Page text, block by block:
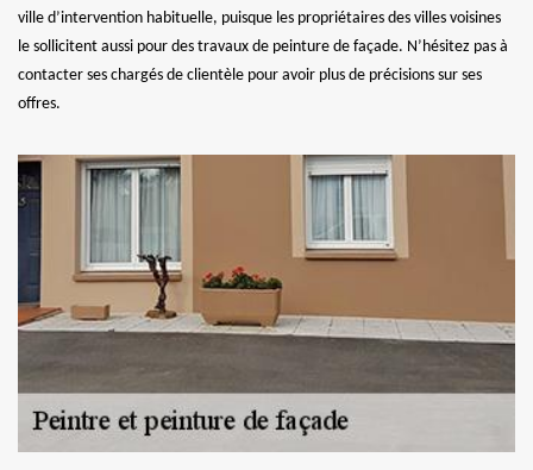
ville d’intervention habituelle, puisque les propriétaires des villes voisines
le sollicitent aussi pour des travaux de peinture de façade. N’hésitez pas à
contacter ses chargés de clientèle pour avoir plus de précisions sur ses
offres.